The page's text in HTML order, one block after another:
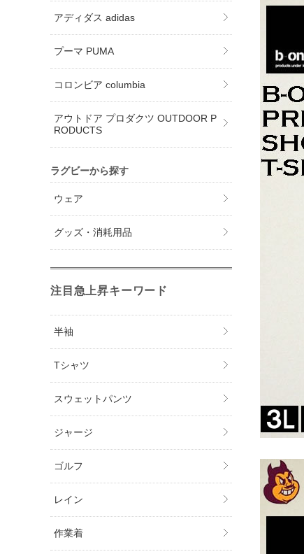
アディダス adidas
プーマ PUMA
コロンビア columbia
アウトドア プロダクツ OUTDOOR P
RODUCTS
ラグビーから探す
ウェア
グッズ・消耗用品
注目急上昇キーワード
半袖
Tシャツ
スウェットパンツ
ジャージ
ゴルフ
レイン
作業着